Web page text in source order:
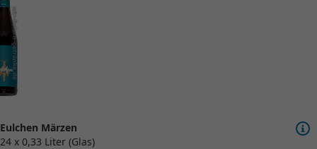
Eulchen Märzen
24 x 0,33 Liter (Glas)